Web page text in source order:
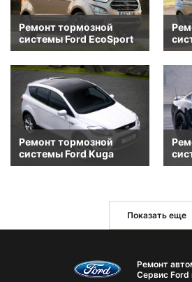
Ремонт тормозной
системы Ford EcoSport
Ремонт тормозной
системы Ford Kuga
Показать еще
Ремонт
Сервис Ford